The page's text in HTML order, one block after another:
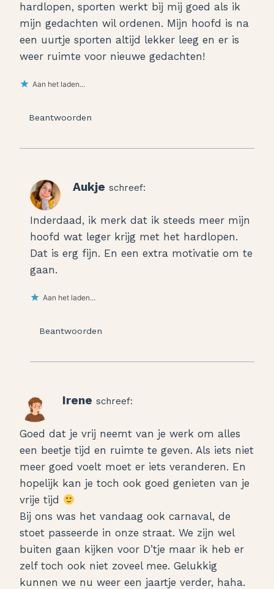
hardlopen, sporten werkt bij mij goed als ik
mijn gedachten wil ordenen. Mijn hoofd is na
een uurtje sporten altijd lekker leeg en er is
weer ruimte voor nieuwe gedachten!
Aan het laden...
Beantwoorden
Aukje schreef:
Inderdaad, ik merk dat ik steeds meer mijn
hoofd wat leger krijg met het hardlopen.
Dat is erg fijn. En een extra motivatie om te
gaan.
Aan het laden...
Beantwoorden
Irene schreef:
Goed dat je vrij neemt van je werk om alles
een beetje tijd en ruimte te geven. Als iets niet
meer goed voelt moet er iets veranderen. En
hopelijk kan je toch ook goed genieten van je
vrije tijd
Bij ons was het vandaag ook carnaval, de
stoet passeerde in onze straat. We zijn wel
buiten gaan kijken voor D’tje maar ik heb er
zelf toch ook niet zoveel mee. Gelukkig
kunnen we nu weer een jaartje verder, haha.